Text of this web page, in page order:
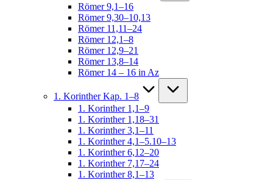
Römer 9,1–16
Römer 9,30–10,13
Römer 11,11–24
Römer 12,1–8
Römer 12,9–21
Römer 13,8–14
Römer 14 – 16 in Az
1. Korinther Kap. 1–8
1. Korinther 1,1–9
1. Korinther 1,18–31
1. Korinther 3,1–11
1. Korinther 4,1–5.10–13
1. Korinther 6,12–20
1. Korinther 7,17–24
1. Korinther 8,1–13